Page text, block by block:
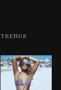
TRENDS